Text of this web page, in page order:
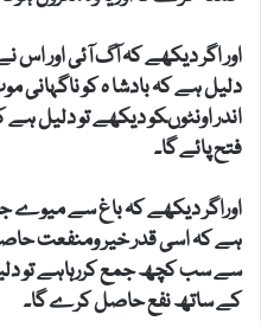
اور اگر دیکھے کہ آگ آئی اور اس
دلیل ہے کہ بادشا ہ کو ناگہانی
اندر اونٹوںکو دیکھے تو دلیل
فتح پائے گا۔
اوراگر دیکھے کہ باغ سے میوے
ہے کہ اسی قدر خیر ومنفعت
سے سب کچھ جمع کررہاہے تو
کے ساتھ نفع حاصل کرے گا۔